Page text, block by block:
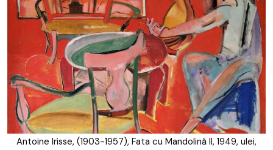
Antoine Irisse, (1903-1957), Fata cu Mandolină II, 1949, ulei,